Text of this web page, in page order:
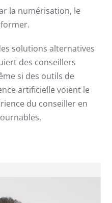
la numérisation, le
solutions alternatives
des conseillers
si des outils de
artificielle voient le
du conseiller en